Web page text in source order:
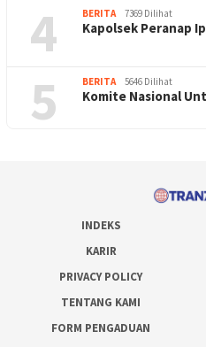
4 BERITA 7369 Dilihat
Kapolsek Peranap
5 BERITA 5646 Dilihat
Komite Nasional
INDEKS
KARIR
PRIVACY POLICY
TENTANG KAMI
FORM PENGADUAN